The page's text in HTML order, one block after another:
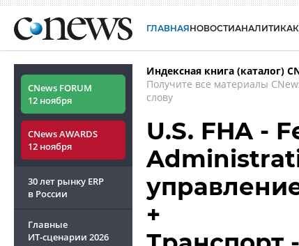
ГЛАВНАЯНОВОСТИАНАЛИТИКА
CNews FORUM
12 ноября
CNews AWARDS
12 ноября
30 лет рынку ERP
в России
Главные
ИТ-сценарии 2026
Индексная книга (каталог)
Получите все материалы
слову
U.S. FHA -
+